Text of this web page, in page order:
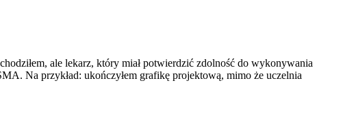
ale lekarz, który miał potwierdzić zdolność do wykonywania
Na przykład: ukończyłem grafikę projektową, mimo że uczelnia